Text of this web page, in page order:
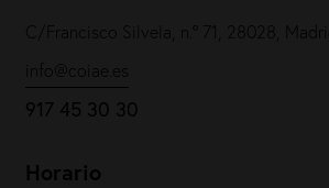
C/Francisco Silvela, n.º 71, 28028, Madrid
917 45 30 30
Horario